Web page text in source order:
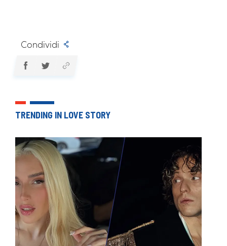
Condividi
TRENDING IN LOVE STORY